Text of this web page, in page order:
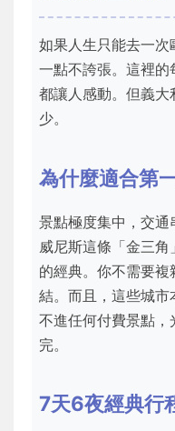
如果人生只能去一
一點不誇張。這裡
都讓人感動。但義
少。
為什麼適合第
景點極度集中，交通
威尼斯這條「金三
的經典。你不需要
結。而且，這些城
不進任何付費景點
完。
7天6夜經典行